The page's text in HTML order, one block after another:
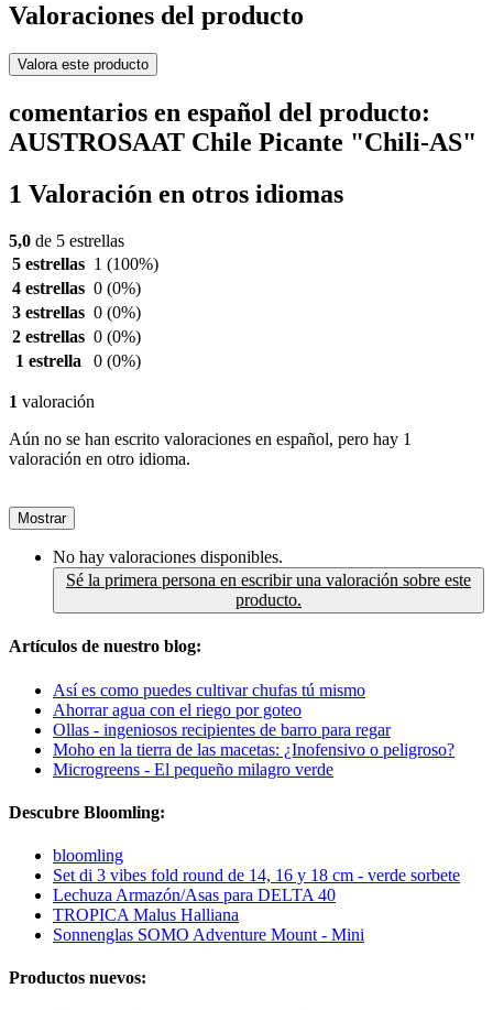
Valoraciones del producto
Valora este producto
comentarios en español del producto:
AUSTROSAAT Chile Picante "Chili-AS"
1 Valoración en otros idiomas
5,0 de 5 estrellas
5 estrellas 1 (100%)
4 estrellas 0 (0%)
3 estrellas 0 (0%)
2 estrellas 0 (0%)
1 estrella
0 (0%)
1 valoración
Aún no se han escrito valoraciones en español, pero hay 1
valoración en otro idioma.
Mostrar
No hay valoraciones disponibles.
Sé la primera persona en escribir una valoración sobre este
producto.
Artículos de nuestro blog:
Así es como puedes cultivar chufas tú mismo
Ahorrar agua con el riego por goteo
Ollas - ingeniosos recipientes de barro para regar
Moho en la tierra de las macetas: ¿Inofensivo o peligroso?
Microgreens - El pequeño milagro verde
Descubre Bloomling:
bloomling
Set di 3 vibes fold round de 14, 16 y 18 cm - verde sorbete
Lechuza Armazón/Asas para DELTA 40
TROPICA Malus Halliana
Sonnenglas SOMO Adventure Mount - Mini
Productos nuevos: